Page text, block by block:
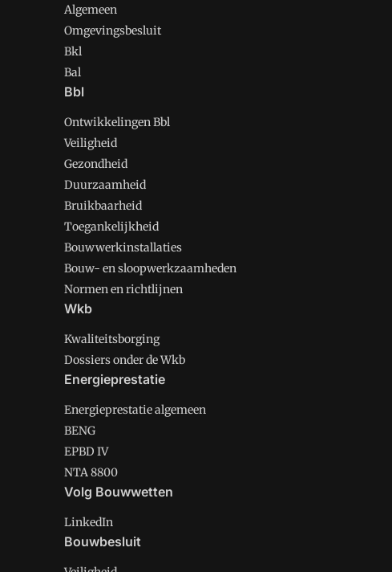
Algemeen
Omgevingsbesluit
Bkl
Bal
Bbl
Ontwikkelingen Bbl
Veiligheid
Gezondheid
Duurzaamheid
Bruikbaarheid
Toegankelijkheid
Bouwwerkinstallaties
Bouw- en sloopwerkzaamheden
Normen en richtlijnen
Wkb
Kwaliteitsborging
Dossiers onder de Wkb
Energieprestatie
Energieprestatie algemeen
BENG
EPBD IV
NTA 8800
Volg Bouwwetten
LinkedIn
Bouwbesluit